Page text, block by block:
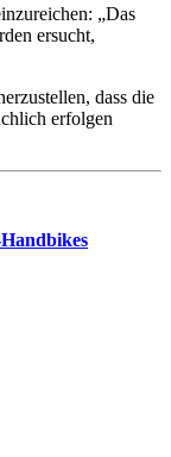
„Das
ersucht,
dass die
erfolgen